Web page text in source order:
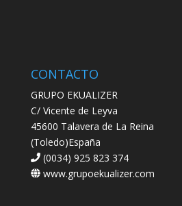
CONTACTO
GRUPO EKUALIZER
C/ Vicente de Leyva
45600 Talavera de La Reina
(Toledo)España
(0034) 925 823 374
www.grupoekualizer.com